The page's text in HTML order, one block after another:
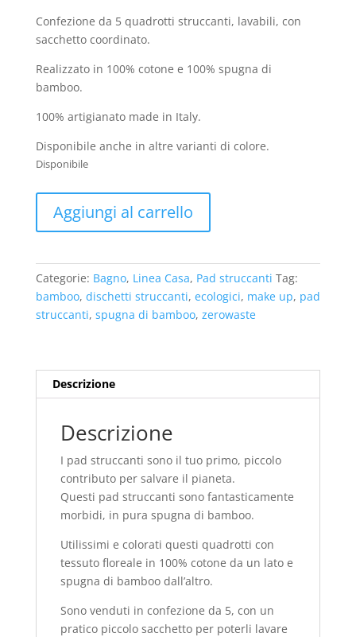
Confezione da 5 quadrotti struccanti, lavabili, con
sacchetto coordinato.
Realizzato in 100% cotone e 100% spugna di
bamboo.
100% artigianato made in Italy.
Disponibile anche in altre varianti di colore.
Disponibile
struccanti
in
di
bamboo
(confezione
quantità
Aggiungi al carrello
Categorie: Bagno, Linea Casa, Pad struccanti Tag:
bamboo, dischetti struccanti, ecologici, make up, pad
struccanti, spugna di bamboo, zerowaste
Descrizione
Descrizione
I pad struccanti sono il tuo primo, piccolo
contributo per salvare il pianeta.
Questi pad struccanti sono fantasticamente
morbidi, in pura spugna di bamboo.
Utilissimi e colorati questi quadrotti con
tessuto floreale in 100% cotone da un lato e
spugna di bamboo dall’altro.
Sono venduti in confezione da 5, con un
pratico piccolo sacchetto per poterli lavare